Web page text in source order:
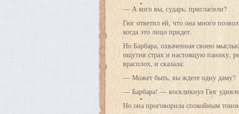
— А кого вы, сударь, пригласили?
Гюг ответил ей, что она много
когда это лицо придет.
Но Барбара, охваченная своею
ощутив страх и настоящую панику,
врасплох, и сказала:
— Может быть, вы ждете одну даму?
— Барбара! — воскликнул Гюг
Но она проговорила спокойным